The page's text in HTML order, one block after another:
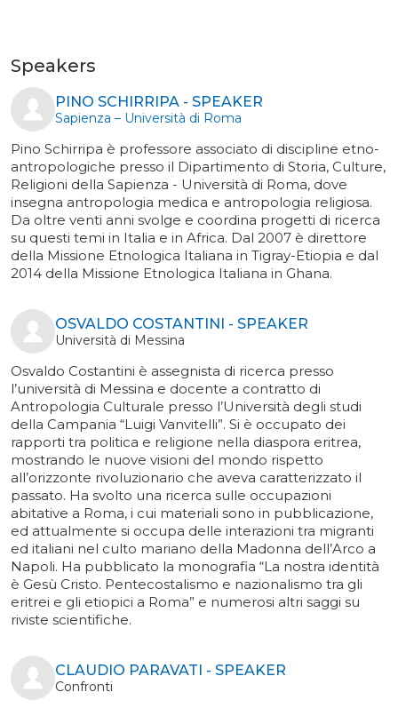
Speakers
PINO SCHIRRIPA - SPEAKER
Sapienza – Università di Roma
Pino Schirripa è professore associato di discipline etno-
antropologiche presso il Dipartimento di Storia, Culture,
Religioni della Sapienza - Università di Roma, dove
insegna antropologia medica e antropologia religiosa.
Da oltre venti anni svolge e coordina progetti di ricerca
su questi temi in Italia e in Africa. Dal 2007 è direttore
della Missione Etnologica Italiana in Tigray-Etiopia e dal
2014 della Missione Etnologica Italiana in Ghana.
OSVALDO COSTANTINI - SPEAKER
Università di Messina
Osvaldo Costantini è assegnista di ricerca presso
l’università di Messina e docente a contratto di
Antropologia Culturale presso l’Università degli studi
della Campania “Luigi Vanvitelli”. Si è occupato dei
rapporti tra politica e religione nella diaspora eritrea,
mostrando le nuove visioni del mondo rispetto
all’orizzonte rivoluzionario che aveva caratterizzato il
passato. Ha svolto una ricerca sulle occupazioni
abitative a Roma, i cui materiali sono in pubblicazione,
ed attualmente si occupa delle interazioni tra migranti
ed italiani nel culto mariano della Madonna dell’Arco a
Napoli. Ha pubblicato la monografia “La nostra identità
è Gesù Cristo. Pentecostalismo e nazionalismo tra gli
eritrei e gli etiopici a Roma” e numerosi altri saggi su
riviste scientifiche.
CLAUDIO PARAVATI - SPEAKER
Confronti